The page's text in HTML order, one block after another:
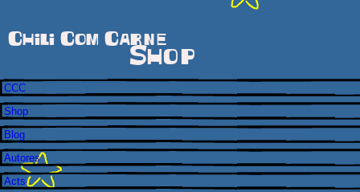
Chili Com Carne
Shop
CCC
Shop
Blog
Autores
Acts